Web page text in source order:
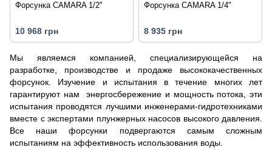
Форсунка CAMARA 1/2"
10 968 грн
Форсунка CAMARA 1/4"
8 935 грн
Мы являемся компанией, специализирующейся на
разработке, производстве и продаже высококачественных
форсунок. Изучение и испытания в течение многих лет
гарантируют нам энергосбережение и мощность потока, эти
испытания проводятся лучшими инженерами-гидротехниками
вместе с экспертами плунжерных насосов высокого давления.
Все наши форсунки подвергаются самым сложным
испытаниям на эффективность использования воды.